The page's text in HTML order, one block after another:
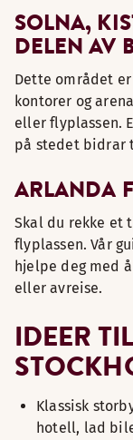
SOLNA,
DELEN AV
Dette området
kontorer og
eller flyplassen.
på stedet bidrar
ARLANDA
Skal du rekke et
flyplassen. Vår
hjelpe deg med
eller avreise.
IDEER TIL
Klassisk
hotell, lad